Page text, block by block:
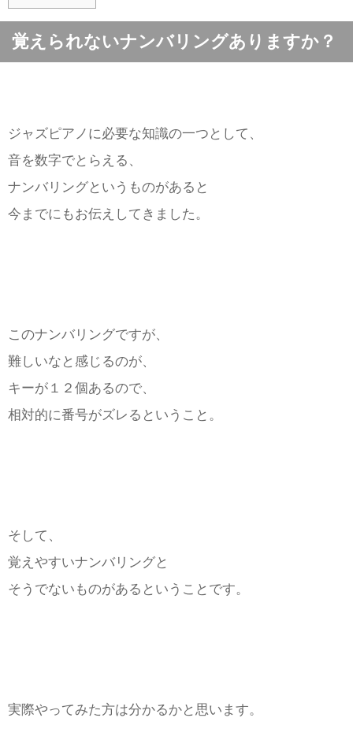
覚えられないナンバリングありますか？
ジャズピアノに必要な知識の一つとして、
音を数字でとらえる、
ナンバリングというものがあると
今までにもお伝えしてきました。
このナンバリングですが、
難しいなと感じるのが、
キーが１２個あるので、
相対的に番号がズレるということ。
そして、
覚えやすいナンバリングと
そうでないものがあるということです。
実際やってみた方は分かるかと思います。